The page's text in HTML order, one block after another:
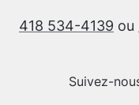
418 534-4139 ou
Suivez-